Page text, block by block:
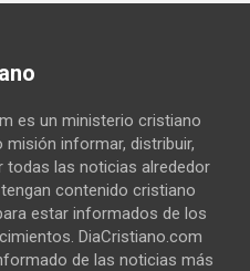
es un ministerio cristiano
misión informar, distribuir,
todas las noticias alrededor
contenido cristiano
estar informados de los
DiaCristiano.com
de las noticias más